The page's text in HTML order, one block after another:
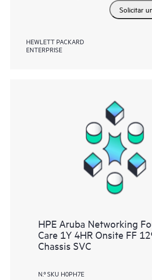
Solicitar
HEWLETT PACKARD
ENTERPRISE
HPE Aruba Networking
Care 1Y 4HR Onsite FF
Chassis SVC
N.º SKU H0PH7E